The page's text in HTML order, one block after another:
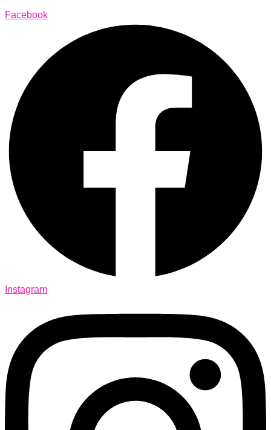
Facebook
Instagram